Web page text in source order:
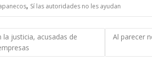
, Sí las autoridades no les ayudan
justicia, acusadas de
Al parecer